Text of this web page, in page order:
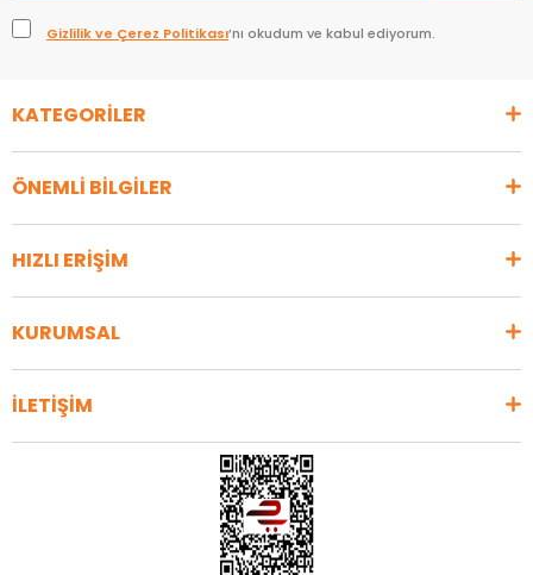
Gizlilik ve Çerez Politikası’nı okudum ve kabul ediyorum.
KATEGORİLER
ÖNEMLİ BİLGİLER
HIZLI ERİŞİM
KURUMSAL
İLETİŞİM